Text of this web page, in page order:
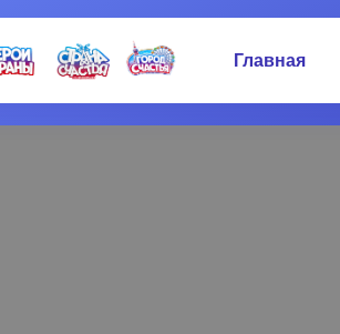
Главная